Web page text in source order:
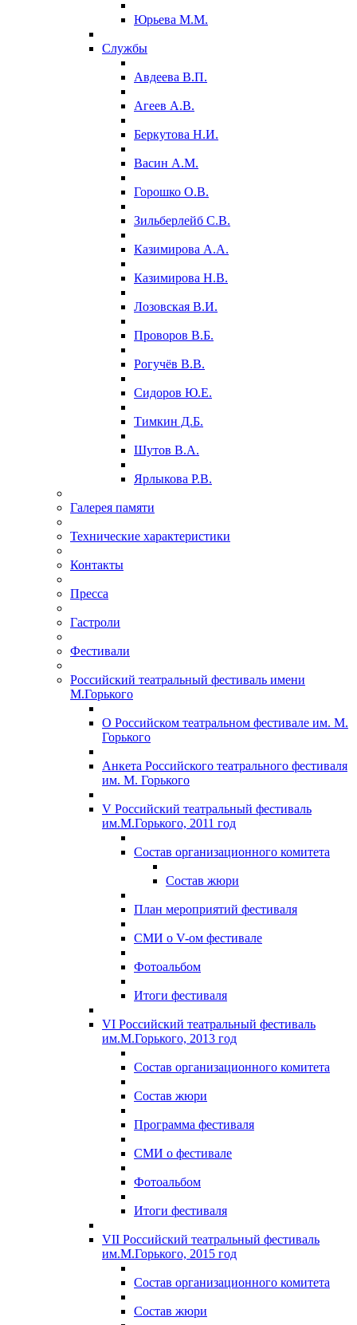
Юрьева М.М.
Службы
Авдеева В.П.
Агеев А.В.
Беркутова Н.И.
Васин А.М.
Горошко О.В.
Зильберлейб С.В.
Казимирова А.А.
Казимирова Н.В.
Лозовская В.И.
Проворов В.Б.
Рогучёв В.В.
Сидоров Ю.Е.
Тимкин Д.Б.
Шутов В.А.
Ярлыкова Р.В.
Галерея памяти
Технические характеристики
Контакты
Пресса
Гастроли
Фестивали
Российский театральный фестиваль имени
М.Горького
О Российском театральном фестивале им. М.
Горького
Анкета Российского театрального фестиваля
им. М. Горького
V Российский театральный фестиваль
им.М.Горького, 2011 год
Состав организационного комитета
Состав жюри
План мероприятий фестиваля
СМИ о V-ом фестивале
Фотоальбом
Итоги фестиваля
VI Российский театральный фестиваль
им.М.Горького, 2013 год
Состав организационного комитета
Состав жюри
Программа фестиваля
СМИ о фестивале
Фотоальбом
Итоги фестиваля
VII Российский театральный фестиваль
им.М.Горького, 2015 год
Состав организационного комитета
Состав жюри